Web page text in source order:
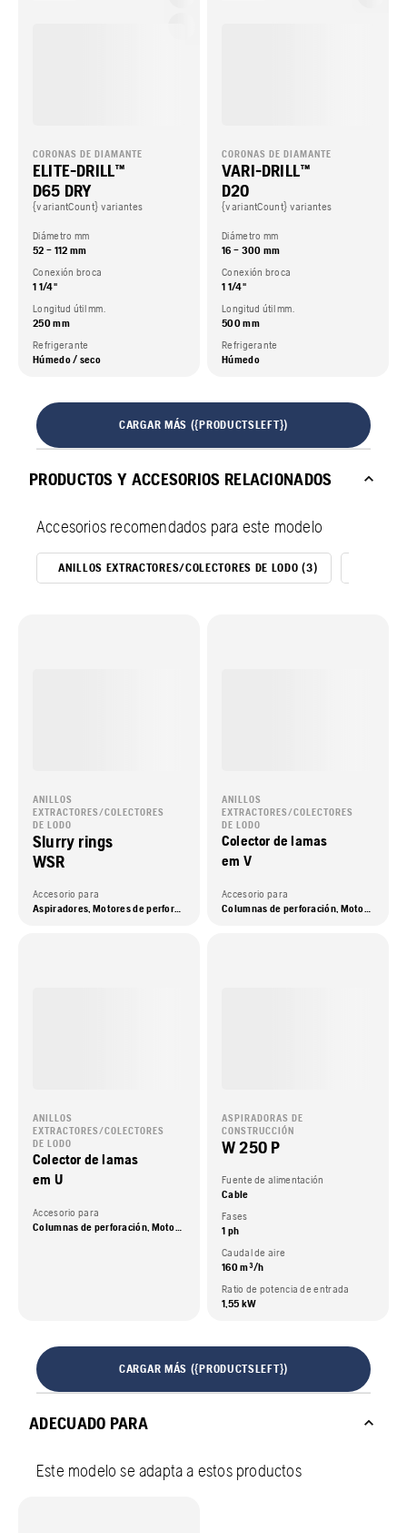
CORONAS DE DIAMANTE
ELITE-DRILL™
D65 DRY
{variantCount} variantes
Diámetro mm
52 – 112 mm
Conexión broca
1 1/4"
Longitud útil mm.
250 mm
Refrigerante
Húmedo / seco
CORONAS DE DIAMANTE
VARI-DRILL™
D20
{variantCount} variantes
Diámetro mm
16 – 300 mm
Conexión broca
1 1/4"
Longitud útil mm.
500 mm
Refrigerante
Húmedo
CARGAR MÁS ({PRODUCTSLEFT})
PRODUCTOS Y ACCESORIOS RELACIONADOS
Accesorios recomendados para este modelo
ANILLOS EXTRACTORES/COLECTORES DE LODO (3)
ANILLOS
EXTRACTORES/COLECTORES
DE LODO
Slurry rings
WSR
Accesorio para
Aspiradores, Motores de perforación
ANILLOS
EXTRACTORES/COLECTORES
DE LODO
Colector de lamas
em V
Accesorio para
Columnas de perforación, Motores de perforación, Motores de perforación con columna
ANILLOS
EXTRACTORES/COLECTORES
DE LODO
Colector de lamas
em U
Accesorio para
Columnas de perforación, Motores de perforación, Motores de perforación con columna
ASPIRADORAS DE
CONSTRUCCIÓN
W 250 P
Fuente de alimentación
Cable
Fases
1 ph
Caudal de aire
160 m³/h
Ratio de potencia de entrada
1,55 kW
CARGAR MÁS ({PRODUCTSLEFT})
ADECUADO PARA
Este modelo se adapta a estos productos